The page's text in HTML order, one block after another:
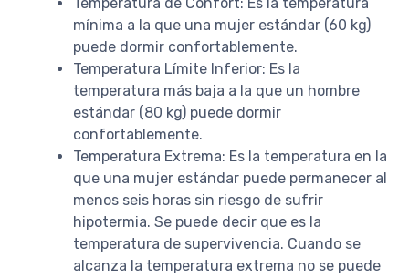
mínima a la que una mujer estándar (60 kg)
puede dormir confortablemente.
Temperatura Límite Inferior: Es la
temperatura más baja a la que un hombre
estándar (80 kg) puede dormir
confortablemente.
Temperatura Extrema: Es la temperatura en la
que una mujer estándar puede permanecer al
menos seis horas sin riesgo de sufrir
hipotermia. Se puede decir que es la
temperatura de supervivencia. Cuando se
alcanza la temperatura extrema no se puede